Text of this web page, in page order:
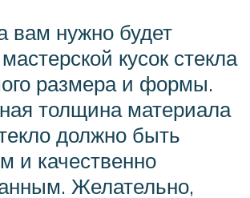
вам нужно будет
кусок стекла
размера и формы.
толщина материала
должно быть
и качественно
Желательно,